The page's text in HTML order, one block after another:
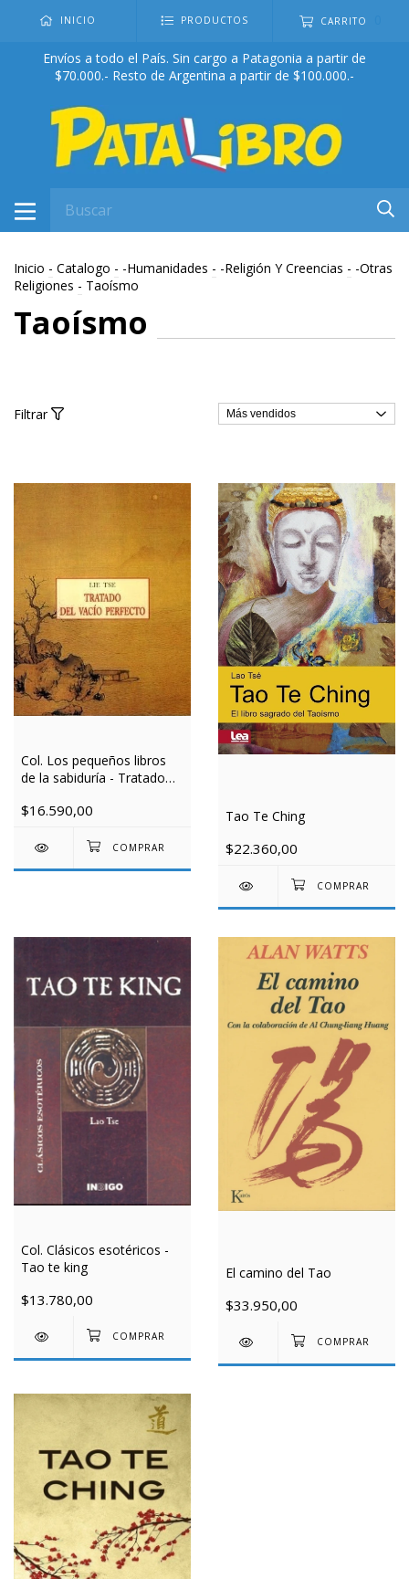
INICIO PRODUCTOS CARRITO
Envíos a todo el País. Sin cargo a Patagonia a partir de
$70.000.- Resto de Argentina a partir de $100.000.-
Inicio - Catalogo - -Humanidades - -Religión Y Creencias - -Otras
Religiones - Taoísmo
Taoísmo
Filtrar
Col. Los pequeños libros
de la sabiduría - Tratado
$16.590,00 Tao Te Ching
$22.360,00
Col. Clásicos esotéricos -
Tao te king
$13.780,00
El camino del Tao
$33.950,00